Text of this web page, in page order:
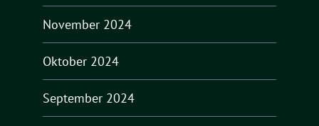
November 2024
Oktober 2024
September 2024